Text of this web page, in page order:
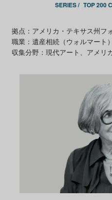
SERIES / TOP 200
拠点：アメリカ・テキサス州フ
職業：遺産相続（ウォルマート）
収集分野：現代アート、アメリ